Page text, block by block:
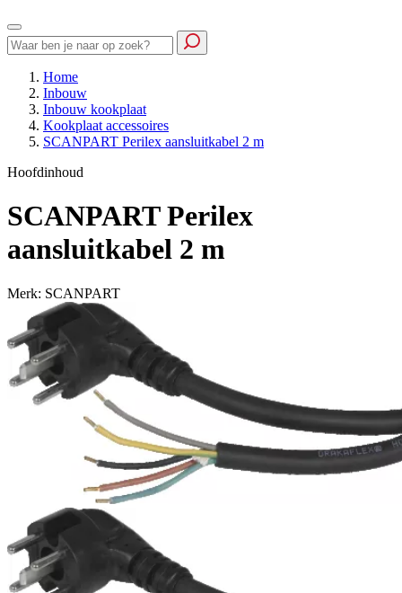
Home
Inbouw
Inbouw kookplaat
Kookplaat accessoires
SCANPART Perilex aansluitkabel 2 m
Hoofdinhoud
SCANPART Perilex
aansluitkabel 2 m
Merk: SCANPART